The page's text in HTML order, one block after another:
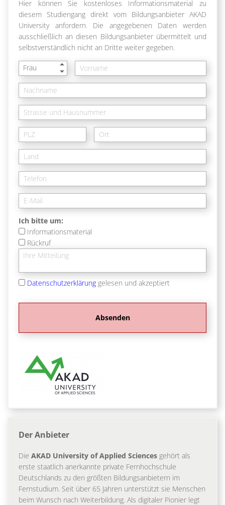
Hier können Sie kostenloses Informationsmaterial zu
diesem Studiengang direkt vom Bildungsanbieter AKAD
University anfordern. Die angegebenen Daten werden
ausschließlich an diesen Bildungsanbieter übermittelt und
selbstverständlich nicht an Dritte weiter gegeben.
Frau
Ich bitte um:
Informationsmaterial
Rückruf
Datenschutzerklärung gelesen und akzeptiert
Der Anbieter
Die AKAD University of Applied Sciences gehört als
erste staatlich anerkannte private Fernhochschule
Deutschlands zu den größten Bildungsanbietern im
Fernstudium. Seit über 65 Jahren unterstützt sie Menschen
beim Wunsch nach Weiterbildung. Als digitaler Pionier legt